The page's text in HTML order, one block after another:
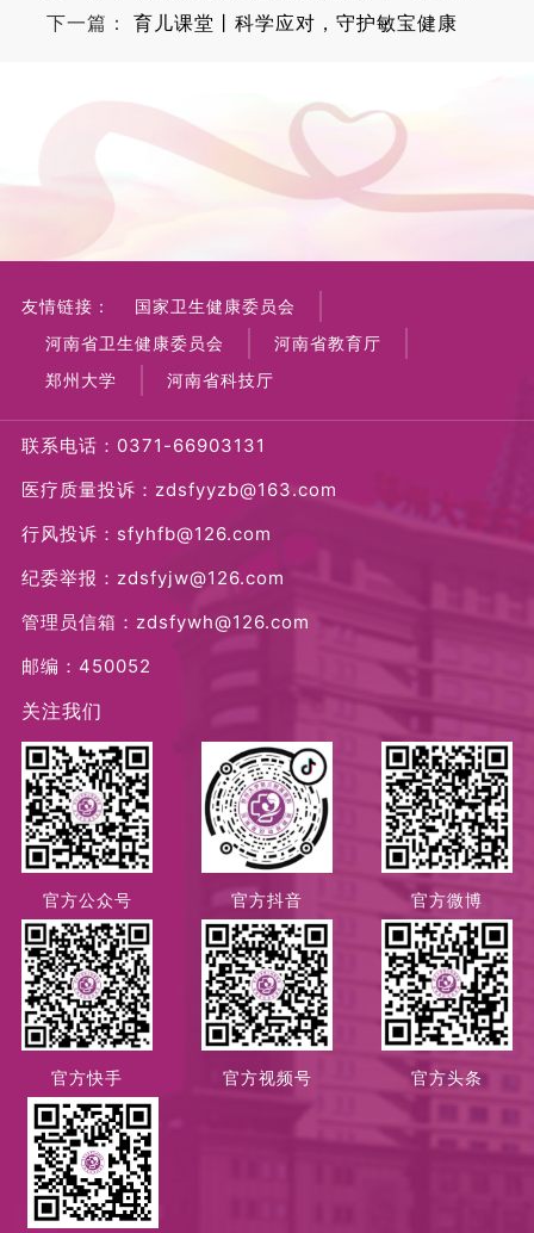
下一篇： 育儿课堂丨科学应对，守护敏宝健康
友情链接：
国家卫生健康委员会
河南省卫生健康委员会
河南省教育厅
郑州大学
河南省科技厅
联系电话：0371-66903131
医疗质量投诉：zdsfyyzb@163.com
行风投诉：sfyhfb@126.com
纪委举报：zdsfyjw@126.com
管理员信箱：zdsfywh@126.com
邮编：450052
关注我们
官方公众号 官方抖音 官方微博
官方快手 官方视频号 官方头条